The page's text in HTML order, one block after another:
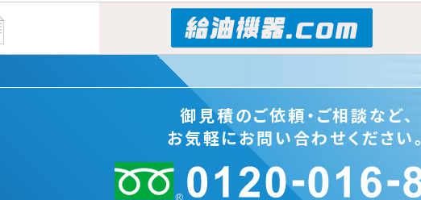
御見積のご依頼・ご相談など、
お気軽にお問い合わせください。